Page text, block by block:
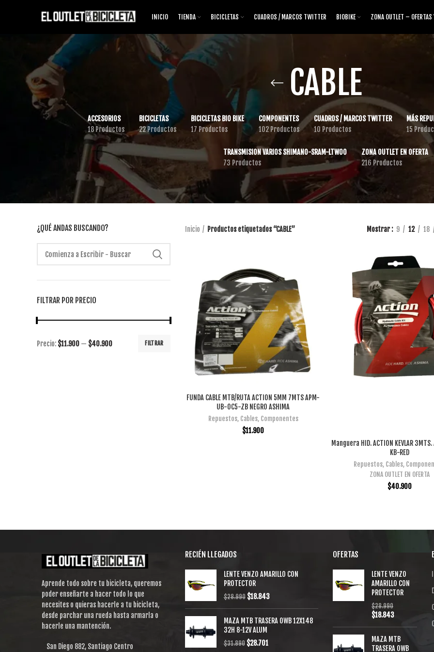
INICIO TIENDA BICICLETAS CUADROS / MARCOS TWITTER BIOBIKE ZONA OUTLET –
CABLE
ACCESORIOS
18 Productos
BICICLETAS
22 Productos
BICICLETAS BIO BIKE
17 Productos
COMPONENTES
102 Productos
CUADROS / MARCOS TWITTER
10 Productos
MÁS
15
TRANSMISION VARIOS SHIMANO-SRAM-LTWOO
73 Productos
ZONA OUTLET EN OFERTA
216 Productos
¿QUÉ ANDAS BUSCANDO?
FILTRAR POR PRECIO
FILTRAR
Precio: $11.900 — $40.900
Inicio Productos etiquetados “CABLE” Mostrar 9 12 18
AÑADIR AL CARRITO
FUNDA CABLE MTB/RUTA ACTION 5MM 7MTS APM-
UB-OC5-ZB NEGRO ASHIMA
Repuestos, Cables, Componentes
$11.900
AÑADIR AL CARRITO
Manguera HID. ACTION KEVLAR
KB-RED
Repuestos, Cables,
ZONA OUTLET EN OFERTA
$40.900
Aprende todo sobre tu bicicleta, queremos
poder enseñarte a hacer todo lo que
necesites o quieras hacerle a tu bicicleta,
desde parchar una rueda hasta armarla o
hacerle una mantención.
San Diego 882, Santiago Centro
RECIÉN LLEGADOS
LENTE VENZO AMARILLO CON
PROTECTOR
$28.990 $18.843
MAZA MTB TRASERA OWB 12X148
32H 8-12V ALUM
$31.890 $28.701
OFERTAS
LENTE VENZO
AMARILLO CON
PROTECTOR
$28.990
$18.843
MAZA MTB
TRASERA OWB